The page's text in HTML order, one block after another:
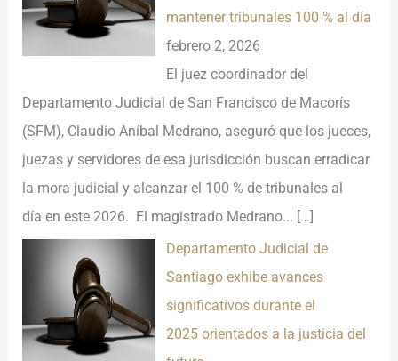
mantener tribunales 100 % al día
febrero 2, 2026
El juez coordinador del
Departamento Judicial de San Francisco de Macorís
(SFM), Claudio Aníbal Medrano, aseguró que los jueces,
juezas y servidores de esa jurisdicción buscan erradicar
la mora judicial y alcanzar el 100 % de tribunales al
día en este 2026. El magistrado Medrano... […]
Departamento Judicial de
Santiago exhibe avances
significativos durante el
2025 orientados a la justicia del